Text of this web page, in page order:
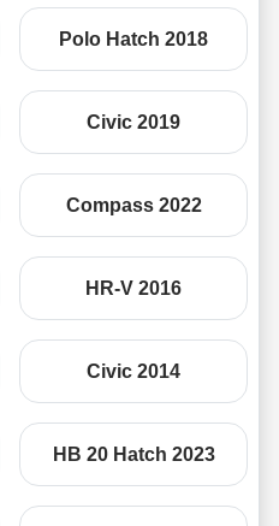
Polo Hatch 2018
Civic 2019
Compass 2022
HR-V 2016
Civic 2014
HB 20 Hatch 2023